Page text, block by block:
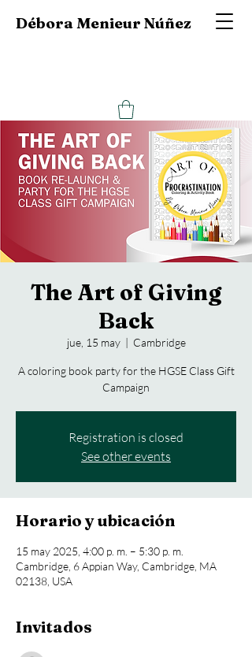
Débora Menieur Núñez
The Art of Giving
Back
jue, 15 may
  |
Cambridge
A coloring book party for the HGSE Class Gift
Campaign
Registration is closed
See other events
Horario y ubicación
15 may 2025, 4:00 p. m. – 5:30 p. m.
Cambridge, 6 Appian Way, Cambridge, MA
02138, USA
Invitados